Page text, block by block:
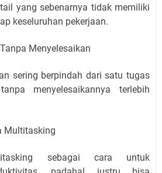
yang sebenarnya tidak memiliki
keseluruhan pekerjaan.
Menyelesaikan
sering berpindah dari satu tugas
menyelesaikannya terlebih
Multitasking
sebagai cara untuk